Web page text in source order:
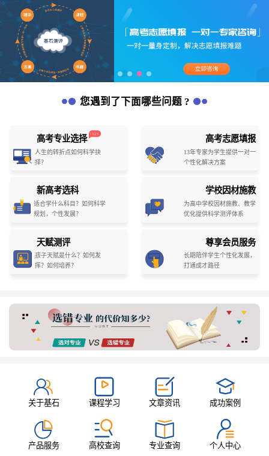
您遇到了下面哪些问题 ?
高考专业选择
人生的转折点如何科学抉
择？
高考志愿填报
13年专家为学生提供一对一
个性化解决方案
新高考选科
适合学什么科目？如何科学
规划，个性发展？
学校因材施教
为高中学校因材施教、教学
优化提供科学测评体系
天赋测评
孩子天赋是什么？如何发
挥？如何培养？
尊享会员服务
长期陪伴学生个性化发展，
打通成才路径
关于基石 课程学习 文章资讯 成功案例
产品服务 高校查询 专业查询 个人中心